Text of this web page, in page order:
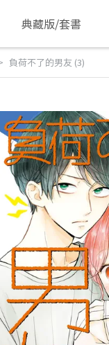
典藏版/套書
負荷不了的男友 (3)